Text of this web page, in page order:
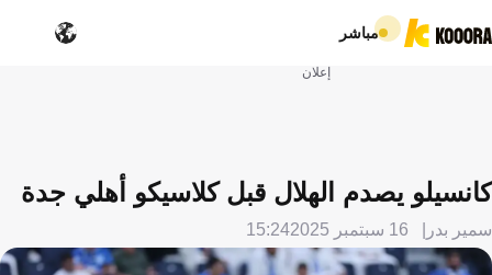
مباشر
إعلان
كانسيلو يصدم الهلال قبل كلاسيكو أهلي جدة
سمير بدر 16 سبتمبر 2025 15:24